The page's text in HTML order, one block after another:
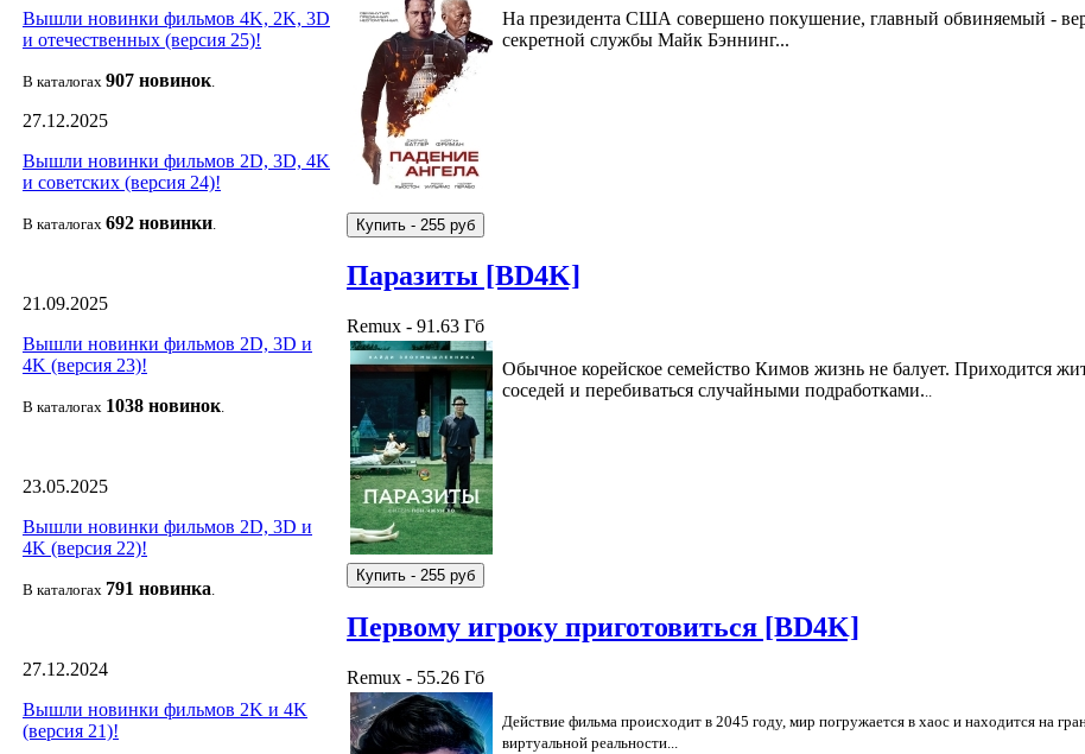
Вышли новинки фильмов 4K, 2K, 3D
и отечественных (версия 25)!
В каталогах 907 новинок.
27.12.2025
Вышли новинки фильмов 2D, 3D, 4K
и советских (версия 24)!
В каталогах 692 новинки.
21.09.2025
Вышли новинки фильмов 2D, 3D и
4K (версия 23)!
В каталогах 1038 новинок.
23.05.2025
Вышли новинки фильмов 2D, 3D и
4K (версия 22)!
В каталогах 791 новинка.
27.12.2024
Вышли новинки фильмов 2K и 4K
(версия 21)!
На президента США совершено покушение, главный обвиняемый -
секретной службы Майк Бэннинг...
Паразиты [BD4K]
Remux - 91.63 Гб
Обычное корейское семейство Кимов жизнь не балует. Приходится
соседей и перебиваться случайными подработками...
Первому игроку приготовиться [BD4K]
Remux - 55.26 Гб
Действие фильма происходит в 2045 году, мир погружается в хаос и находится на
виртуальной реальности...